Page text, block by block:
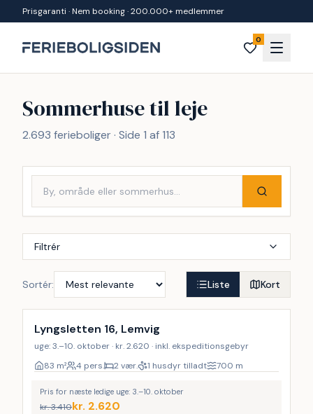
Spring til indhold
Prisgaranti · Nem booking · 200.000+ medlemmer
0
Sommerhuse til leje
2.693 ferieboliger · Side 1 af 113
Filtrér
Sortér: Liste Kort
Lyngsletten 16, Lemvig
uge: 3.–10. oktober · kr. 2.620 · inkl. ekspeditionsgebyr
83 m² 4 pers. 2 vær. 1 husdyr tilladt 700 m
Pris for næste ledige uge: 3.–10. oktober
kr.3.410kr. 2.620